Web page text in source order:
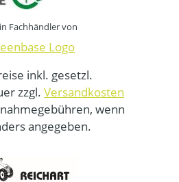
Fachhändler von
inkl. gesetzl.
zzgl. Versandkosten
wenn
angegeben.